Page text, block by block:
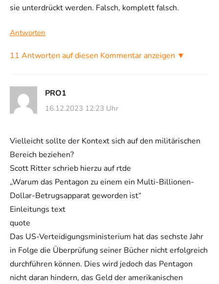
sie unterdrückt werden. Falsch, komplett falsch.
Antworten
11 Antworten auf diesen Kommentar anzeigen ▼
PRO1
16.12.2023 12:23 Uhr
Vielleicht sollte der Kontext sich auf den militärischen
Bereich beziehen?
Scott Ritter schrieb hierzu auf rtde
„Warum das Pentagon zu einem ein Multi-Billionen-
Dollar-Betrugsapparat geworden ist“
Einleitungs text
quote
Das US-Verteidigungsministerium hat das sechste Jahr
in Folge die Überprüfung seiner Bücher nicht erfolgreich
durchführen können. Dies wird jedoch das Pentagon
nicht daran hindern, das Geld der amerikanischen